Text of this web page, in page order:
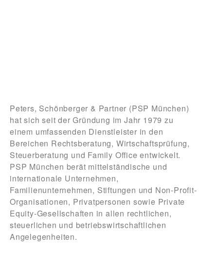
Peters, Schönberger & Partner (PSP München)
hat sich seit der Gründung im Jahr 1979 zu
einem umfassenden Dienstleister in den
Bereichen Rechtsberatung, Wirtschaftsprüfung,
Steuerberatung und Family Office entwickelt.
PSP München berät mittelständische und
internationale Unternehmen,
Familienunternehmen, Stiftungen und Non-Profit-
Organisationen, Privatpersonen sowie Private
Equity-Gesellschaften in allen rechtlichen,
steuerlichen und betriebswirtschaftlichen
Angelegenheiten.